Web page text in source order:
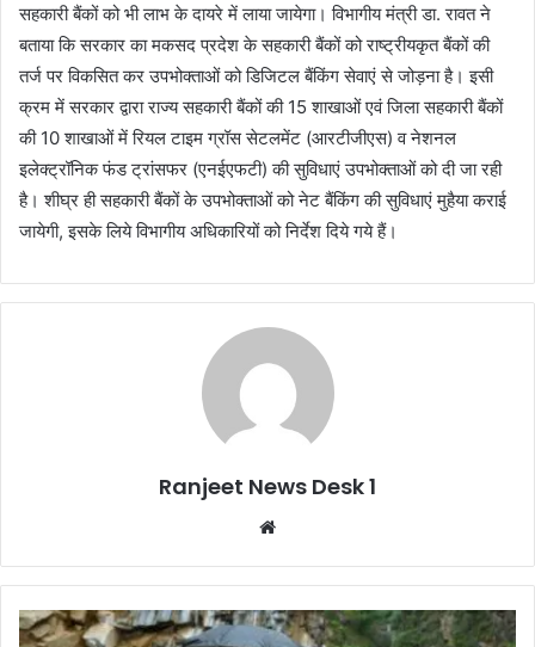
सहकारी बैंकों को भी लाभ के दायरे में लाया जायेगा। विभागीय मंत्री डा. रावत ने
बताया कि सरकार का मकसद प्रदेश के सहकारी बैंकों को राष्ट्रीयकृत बैंकों की
तर्ज पर विकसित कर उपभोक्ताओं को डिजिटल बैंकिंग सेवाएं से जोड़ना है। इसी
क्रम में सरकार द्वारा राज्य सहकारी बैंकों की 15 शाखाओं एवं जिला सहकारी बैंकों
की 10 शाखाओं में रियल टाइम ग्रॉस सेटलमेंट (आरटीजीएस) व नेशनल
इलेक्ट्रॉनिक फंड ट्रांसफर (एनईएफटी) की सुविधाएं उपभोक्ताओं को दी जा रही
है। शीघ्र ही सहकारी बैंकों के उपभोक्ताओं को नेट बैंकिंग की सुविधाएं मुहैया कराई
जायेगी, इसके लिये विभागीय अधिकारियों को निर्देश दिये गये हैं।
Ranjeet News Desk 1
te